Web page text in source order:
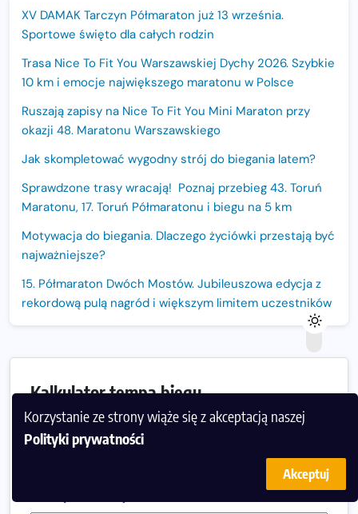
Korzystanie ze strony wiąże się z akceptacją naszej
Polityki prywatności
Akceptuj
XV DAMAK Tarczyn Półmaraton już 13 września.
Sportowe święto dla całych rodzin
Trasa Nice To Fit You Warszawskiej Dychy 2026. Szybkie
10 km i emocje największego maratonu w Polsce
Ruszają zapisy na Nice To Fit You Mini Maraton przy
okazji 48. Maratonu Warszawskiego
Jak skompletować wygodny strój do biegania latem?
Sprawdzone trasy wracają! Poznaj przebieg 43. Toruń
Maratonu, 17. Toruń Półmaratonu i biegu na 5 km
Motywacja do biegania. Dlaczego życiówki przestają być
najważniejsze?
15. Półmaraton Dwóch Mostów. Jubileuszowa edycja z
rekordową pulą nagród i większym limitem uczestników
Oficjalna koszulka LOTTO 25. Poznań Maratonu!
Amazfit Balance 3: Kompleksowe narzędzie dla biegacza
i zawodnika Hyrox?
Regeneracja w bieganiu. Co warto o niej wiedzieć?
Ostatnie wolne miejsca na jubileuszowy Bieg
Kalkulator tempa biegu
Dystans (km):